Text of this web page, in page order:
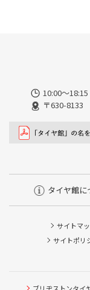
10:00～
〒630-8133
タイヤ館に
サイトマ
サイトポリ